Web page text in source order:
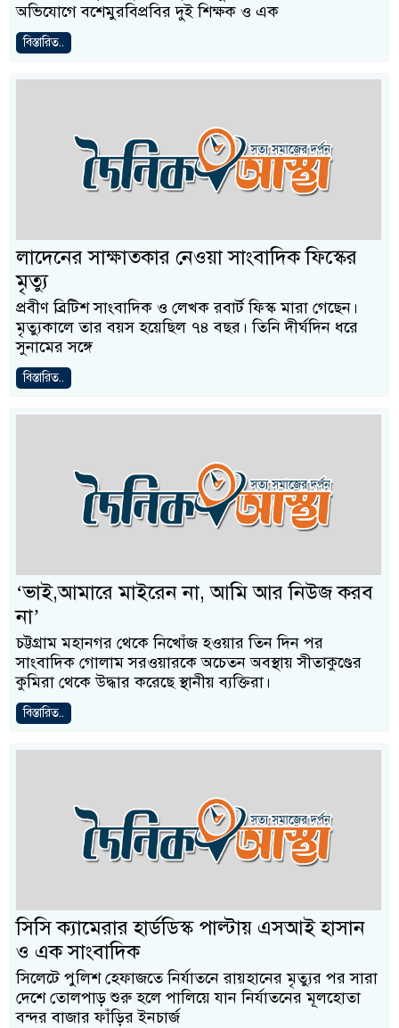
অভিযোগে বশেমুরবিপ্রবির দুই শিক্ষক ও এক
বিস্তারিত..
লাদেনের সাক্ষাতকার নেওয়া সাংবাদিক ফিস্কের
মৃত্যু
প্রবীণ ব্রিটিশ সাংবাদিক ও লেখক রবার্ট ফিস্ক মারা গেছেন।
মৃত্যুকালে তার বয়স হয়েছিল ৭৪ বছর। তিনি দীর্ঘদিন ধরে
সুনামের সঙ্গে
বিস্তারিত..
‘ভাই,আমারে মাইরেন না, আমি আর নিউজ করব
না’
চট্টগ্রাম মহানগর থেকে নিখোঁজ হওয়ার তিন দিন পর
সাংবাদিক গোলাম সরওয়ারকে অচেতন অবস্থায় সীতাকুণ্ডের
কুমিরা থেকে উদ্ধার করেছে স্থানীয় ব্যক্তিরা।
বিস্তারিত..
সিসি ক্যামেরার হার্ডডিস্ক পাল্টায় এসআই হাসান
ও এক সাংবাদিক
সিলেটে পুলিশ হেফাজতে নির্যাতনে রায়হানের মৃত্যুর পর সারা
দেশে তোলপাড় শুরু হলে পালিয়ে যান নির্যাতনের মূলহোতা
বন্দর বাজার ফাঁড়ির ইনচার্জ